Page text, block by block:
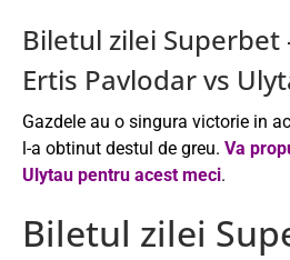
Biletul zilei Superbet
Ertis Pavlodar vs
Gazdele au o singura victorie in
l-a obtinut destul de greu. Va
Ulytau pentru acest meci.
Biletul zilei